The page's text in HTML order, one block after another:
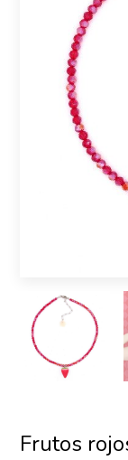
Frutos